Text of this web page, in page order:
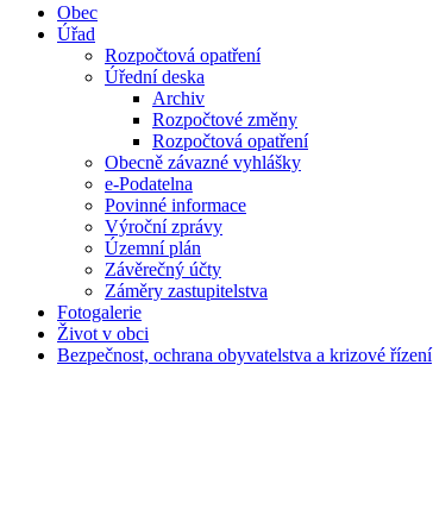
Obec
Úřad
Rozpočtová opatření
Úřední deska
Archiv
Rozpočtové změny
Rozpočtová opatření
Obecně závazné vyhlášky
e-Podatelna
Povinné informace
Výroční zprávy
Územní plán
Závěrečný účty
Záměry zastupitelstva
Fotogalerie
Život v obci
Bezpečnost, ochrana obyvatelstva a krizové řízení